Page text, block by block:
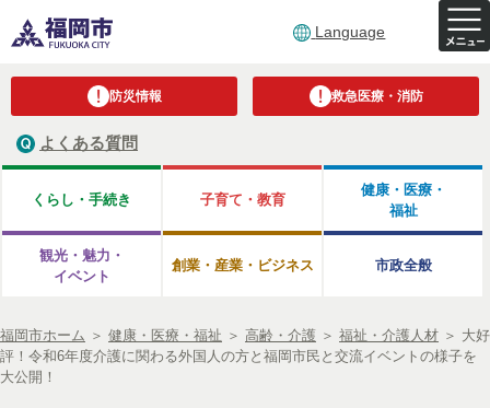
Language
防災情報 救急医療・消防
よくある質問
くらし・手続き 子育て・教育
健康・医療・
福祉
観光・魅力・
イベント
創業・産業・ビジネス 市政全般
福岡市ホーム ＞ 健康・医療・福祉 ＞ 高齢・介護 ＞ 福祉・介護人材 ＞ 大好
評！令和6年度介護に関わる外国人の方と福岡市民と交流イベントの様子を
大公開！